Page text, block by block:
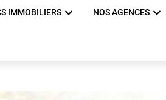
IMMOBILIERS NOS AGENCES